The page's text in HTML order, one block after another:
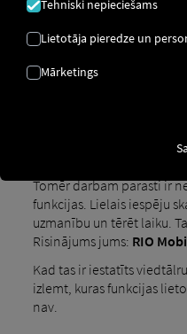
RIO Mobilo
Mūsdienu mobilās
Tomēr darbam parasti ir
funkcijas. Lielais iespēju
uzmanību un tērēt laiku.
Risinājums jums: RIO
Kad tas ir iestatīts
izlemt, kuras funkcijas
nav.
Tehniski nepieciešams
Lietotāja pieredze un
Mārketings